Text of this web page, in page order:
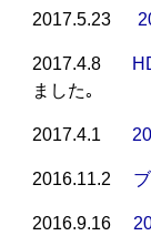
2017.5.23
2017.4.8
ました｡
2017.4.1
2016.11.2
2016.9.16